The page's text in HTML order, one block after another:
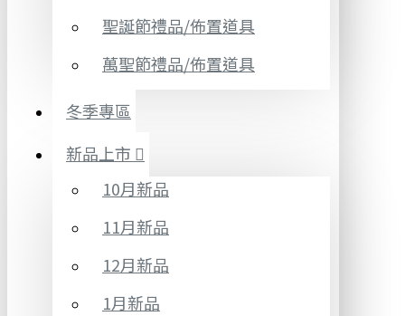
聖誕節禮品/佈置道具
萬聖節禮品/佈置道具
冬季專區
新品上市
10月新品
11月新品
12月新品
1月新品